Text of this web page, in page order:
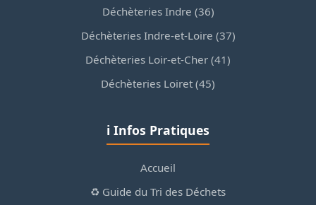
Déchèteries Indre (36)
Déchèteries Indre-et-Loire (37)
Déchèteries Loir-et-Cher (41)
Déchèteries Loiret (45)
ℹ️ Infos Pratiques
Accueil
♻️ Guide du Tri des Déchets